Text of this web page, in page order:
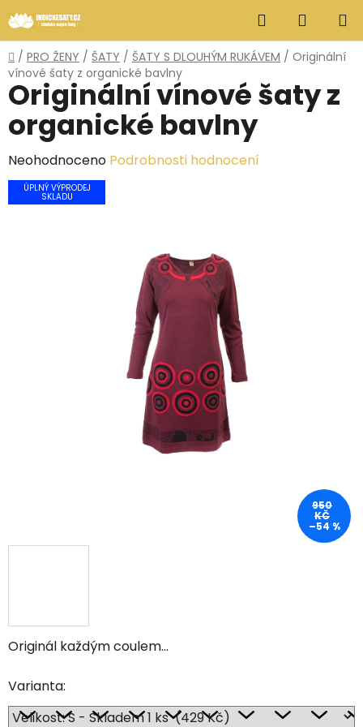
na
obsah
Hledat
KOŠÍK
Domů
/ PRO ŽENY / ŠATY / ŠATY S DLOUHÝM RUKÁVEM / Originální
vínové šaty z organické bavlny
Originál každým coulem...
Varianta:
Originální vínové šaty z
organické bavlny
Průměrné
hodnocení
produktu
Neohodnoceno Podrobnosti hodnocení
ÚPLNÝ VÝPRODEJ
SKLADU
950
KČ
–54 %